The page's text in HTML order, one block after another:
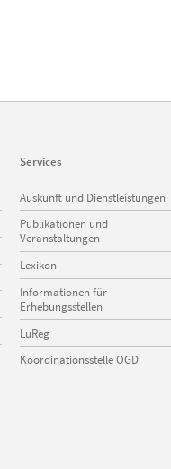
Services
überspringen
Auskunft und Dienstleistungen
Publikationen und
Veranstaltungen
Lexikon
Informationen für
Erhebungsstellen
LuReg
Koordinationsstelle OGD